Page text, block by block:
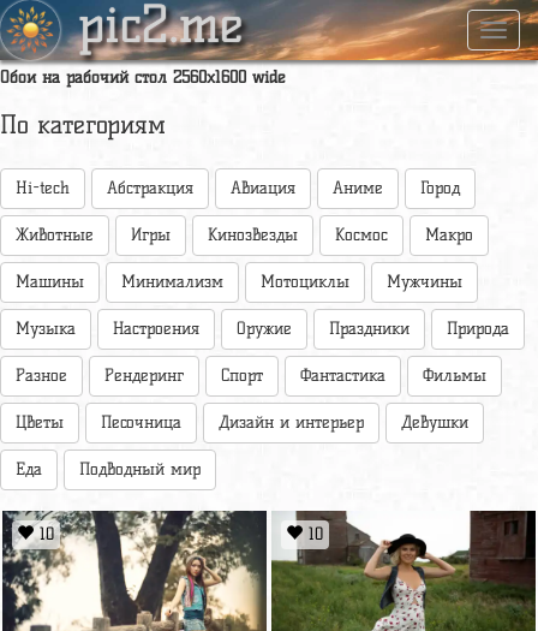
pic2.me
Обои на рабочий стол 2560x1600 wide
По категориям
Hi-tech Абстракция Авиация Аниме Город
Животные Игры Кинозвезды Космос Макро
Машины Минимализм Мотоциклы Мужчины
Музыка Настроения Оружие Праздники Природа
Разное Рендеринг Спорт Фантастика Фильмы
Цветы Песочница Дизайн и интерьер Девушки
Еда Подводный мир
10 10